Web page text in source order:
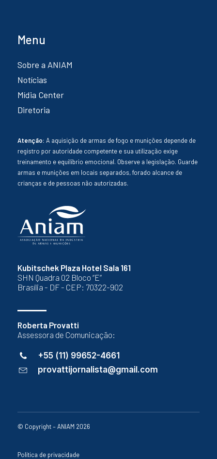
Kubitschek Plaza Hotel Sala 161
SHN Quadra 02 Bloco “E”
Brasília - DF - CEP: 70322-902
Roberta Provatti
Assessora de Comunicação:
+55 (11) 99652-4661
provattijornalista@gmail.com
Menu
Sobre a ANIAM
Notícias
Mídia Center
Diretoria
Atenção: A aquisição de armas de fogo e munições depende de
registro por autoridade competente e sua utilização exige
treinamento e equilíbrio emocional. Observe a legislação. Guarde
armas e munições em locais separados, forado alcance de
crianças e de pessoas não autorizadas.
© Copyright – ANIAM 2026
Política de privacidade